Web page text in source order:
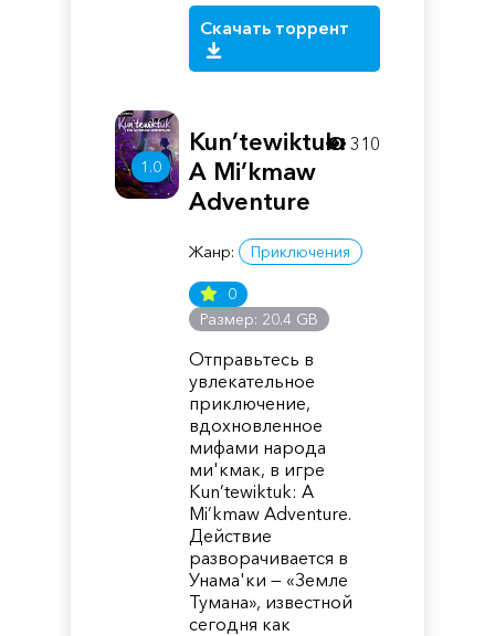
Скачать торрент
1.0
Kun’tewiktuk:
A Mi’kmaw
Adventure
Жанр: Приключения
0
Размер: 20.4 GB
Отправьтесь в
увлекательное
приключение,
вдохновленное
мифами народа
ми'кмак, в игре
Kun’tewiktuk: A
Mi’kmaw Adventure.
Действие
разворачивается в
Унама'ки — «Земле
Тумана», известной
сегодня как
310